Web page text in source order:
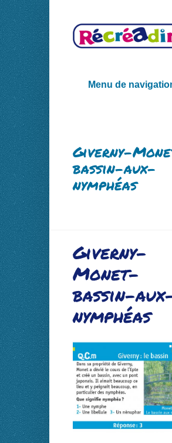
Menu de
Giverny-
bassin-aux-
nymphéas
Giverny-
Monet-
bassin-
nymphéas